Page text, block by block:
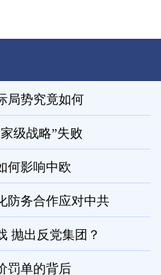
局势究竟如何
级战略”失败
何影响中欧
防务合作应对中共
抛出反党集团？
罚单的背后